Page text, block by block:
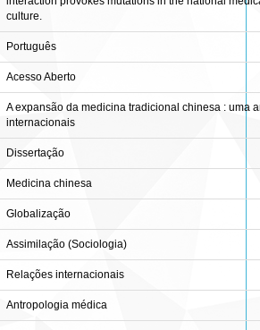
culture.
Português
Acesso Aberto
A expansão da medicina tradicional chinesa : uma
internacionais
Dissertação
Medicina chinesa
Globalização
Assimilação (Sociologia)
Relações internacionais
Antropologia médica